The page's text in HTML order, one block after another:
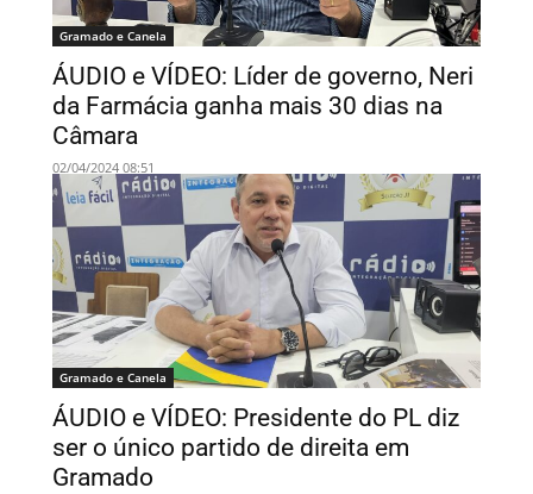
Gramado e Canela
ÁUDIO e VÍDEO: Líder de governo, Neri
da Farmácia ganha mais 30 dias na
Câmara
02/04/2024 08:51
Gramado e Canela
ÁUDIO e VÍDEO: Presidente do PL diz
ser o único partido de direita em
Gramado